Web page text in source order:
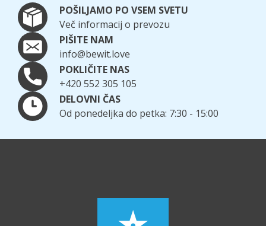
POŠILJAMO PO VSEM SVETU
Več informacij o prevozu
PIŠITE NAM
info@bewit.love
POKLIČITE NAS
+420 552 305 105
DELOVNI ČAS
Od ponedeljka do petka: 7:30 - 15:00